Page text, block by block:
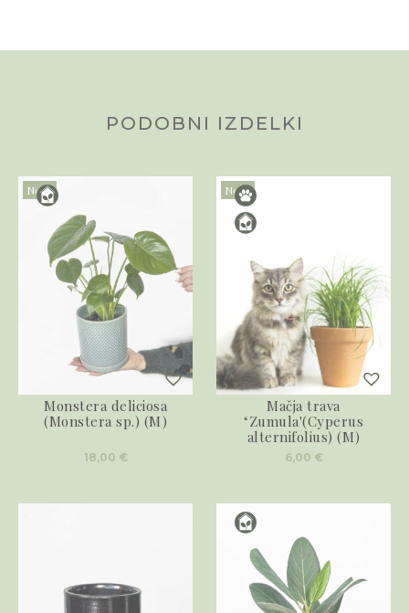
PODOBNI IZDELKI
Novo
Monstera deliciosa
(Monstera sp.) (M)
18,00 €
Novo
Mačja trava
‘Zumula'(Cyperus
alternifolius) (M)
6,00 €